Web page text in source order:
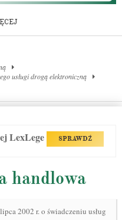
usługi drogą elektroniczną
LexLege SPRAWDŹ
handlowa
2002 r. o świadczeniu usług